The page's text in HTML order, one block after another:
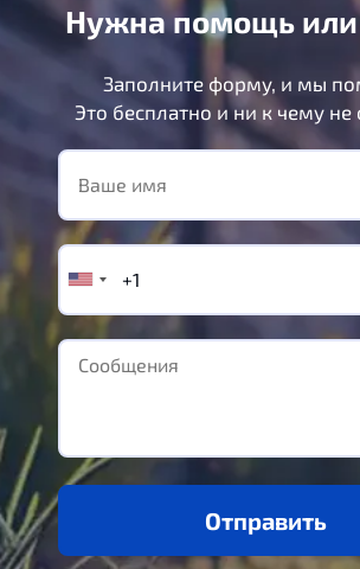
Нужна помощь или
Заполните форму, и мы
Это бесплатно и ни к чему не
Отправить